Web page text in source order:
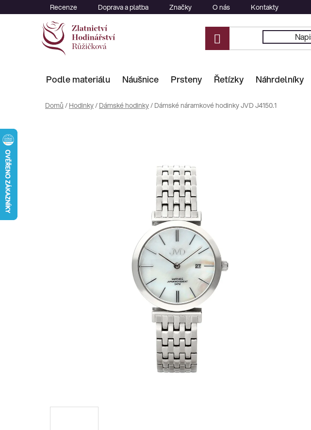
na
Recenze Doprava a platba Značky O nás Kontakty
Podle materiálu Náušnice Prsteny Řetízky Náhrdelníky
Domů / Hodinky/ Dámské hodinky/ Dámské náramkové hodinky JVD J4150.1